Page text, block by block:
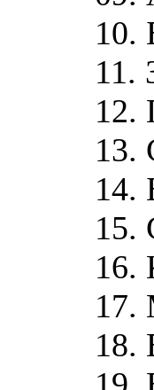
10.
11.
12.
13.
14.
15.
16.
17.
18.